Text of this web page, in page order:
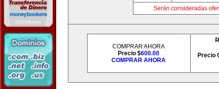
Serán consideradas
COMPRAR AHORA
Precio $600.00
COMPRAR AHORA
Precio